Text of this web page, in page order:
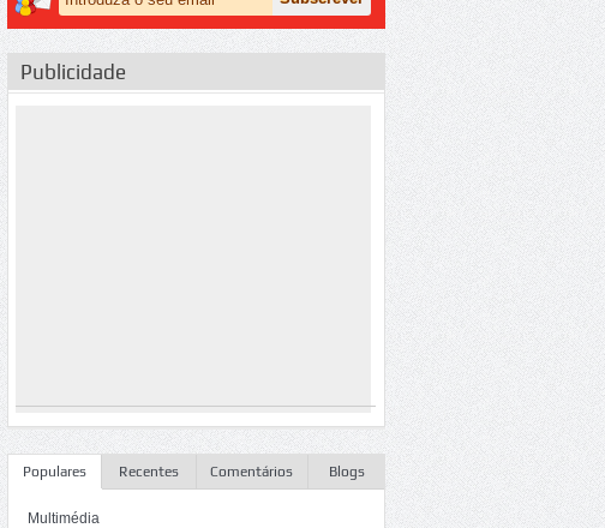
Publicidade
Populares Recentes Comentários Blogs
Multimédia